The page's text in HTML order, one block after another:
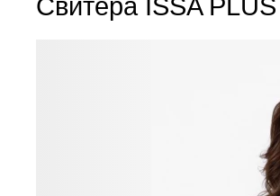
Свитера ISSA